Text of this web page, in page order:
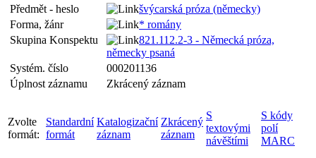
Předmět - heslo
švýcarská próza (německy)
Forma, žánr
* romány
Skupina Konspektu
821.112.2-3 - Německá próza,
německy psaná
Systém. číslo
000201136
Úplnost záznamu
Zkrácený záznam
Zvolte
formát:
Standardní
formát
Katalogizační
záznam
Zkrácený
záznam
S
textovými
návěštími
S kódy
polí
MARC